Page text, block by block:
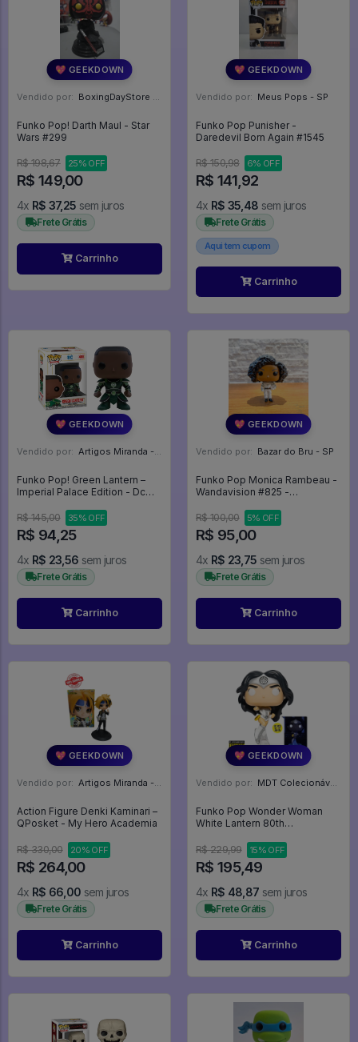
💖 GEEKDOWN
Vendido por: BoxingDayStore - GO
Funko Pop! Darth Maul - Star
Wars #299
R$ 198,67 25% OFF
R$ 149,00
4x R$ 37,25 sem juros
Frete Grátis
Carrinho
💖 GEEKDOWN
Vendido por: Meus Pops - SP
Funko Pop Punisher -
Daredevil Born Again #1545
R$ 150,98 6% OFF
R$ 141,92
4x R$ 35,48 sem juros
Frete Grátis
Aqui tem cupom
Carrinho
💖 GEEKDOWN
Vendido por: Artigos Miranda - RJ
Funko Pop! Green Lantern –
Imperial Palace Edition - Dc
R$ 145,00
35% OFF
R$ 94,25
4x R$ 23,56 sem juros
Frete Grátis
Carrinho
💖 GEEKDOWN
Vendido por: Bazar do Bru - SP
Funko Pop Monica Rambeau -
Wandavision #825 -
R$ 100,00
5% OFF
R$ 95,00
4x R$ 23,75 sem juros
Frete Grátis
Carrinho
💖 GEEKDOWN
Vendido por: Artigos Miranda - RJ
Action Figure Denki Kaminari –
QPosket - My Hero Academia
R$ 330,00 20% OFF
R$ 264,00
4x R$ 66,00 sem juros
Frete Grátis
Carrinho
💖 GEEKDOWN
Vendido por: MDT Colecionáveis - DF
Funko Pop Wonder Woman
White Lantern 80th
Wonder Woman #423
R$ 229,99 15% OFF
R$ 195,49
4x R$ 48,87 sem juros
Frete Grátis
Carrinho